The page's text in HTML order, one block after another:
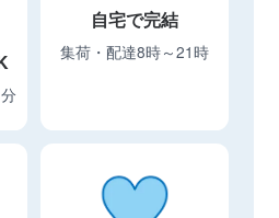
自宅で完結
集荷・配達8時～21時